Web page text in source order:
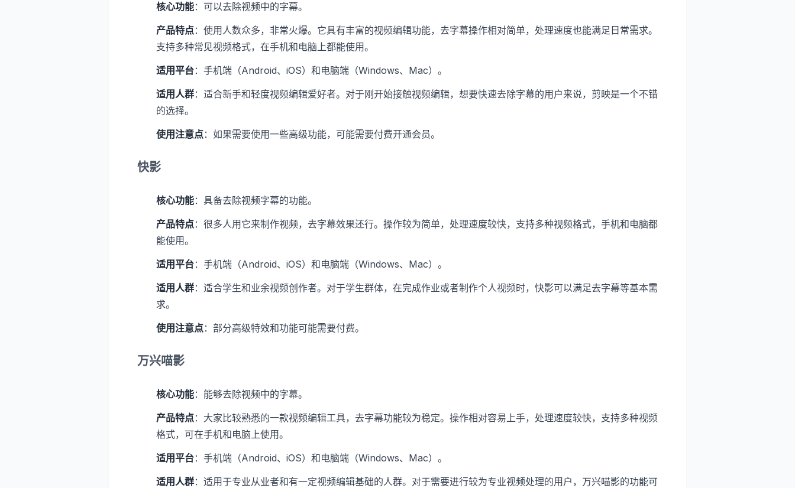
核心功能：可以去除视频中的字幕。
产品特点：使用人数众多，非常火爆。它具有丰富的视频编辑功能，去字幕操作相对简单，处理速度也能满足日常需求。
支持多种常见视频格式，在手机和电脑上都能使用。
适用平台：手机端（Android、iOS）和电脑端（Windows、Mac）。
适用人群：适合新手和轻度视频编辑爱好者。对于刚开始接触视频编辑，想要快速去除字幕的用户来说，剪映是一个不错
的选择。
使用注意点：如果需要使用一些高级功能，可能需要付费开通会员。
快影
核心功能：具备去除视频字幕的功能。
产品特点：很多人用它来制作视频，去字幕效果还行。操作较为简单，处理速度较快，支持多种视频格式，手机和电脑都
能使用。
适用平台：手机端（Android、iOS）和电脑端（Windows、Mac）。
适用人群：适合学生和业余视频创作者。对于学生群体，在完成作业或者制作个人视频时，快影可以满足去字幕等基本需
求。
使用注意点：部分高级特效和功能可能需要付费。
万兴喵影
核心功能：能够去除视频中的字幕。
产品特点：大家比较熟悉的一款视频编辑工具，去字幕功能较为稳定。操作相对容易上手，处理速度较快，支持多种视频
格式，可在手机和电脑上使用。
适用平台：手机端（Android、iOS）和电脑端（Windows、Mac）。
适用人群：适用于专业从业者和有一定视频编辑基础的人群。对于需要进行较为专业视频处理的用户，万兴喵影的功能可